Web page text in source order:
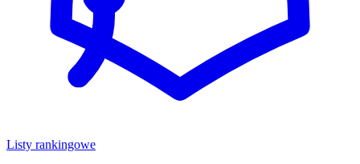
Listy rankingowe